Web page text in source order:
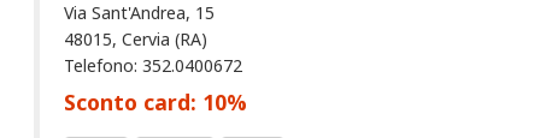
Via Sant'Andrea, 15
48015, Cervia (RA)
Telefono: 352.0400672
Sconto card: 10%